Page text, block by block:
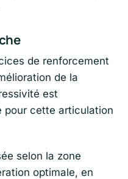
de renforcement
de la
est
pour cette articulation
selon la zone
optimale, en